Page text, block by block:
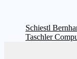
Vorheriger
Beitrag:
Schiestl
Nächster
Taschler